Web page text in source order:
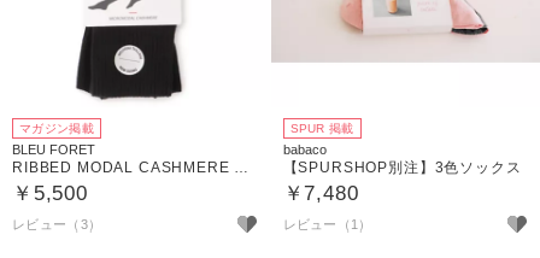
マガジン掲載
BLEU FORET
RIBBED MODAL CASHMERE TIGHTS
￥5,500
レビュー（3）
SPUR 掲載
babaco
【SPURSHOP別注】3色ソックス
￥7,480
レビュー（1）